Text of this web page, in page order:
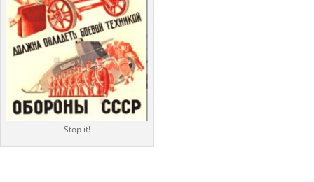
Stop it!